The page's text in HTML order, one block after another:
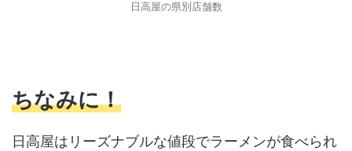
日高屋の県別店舗数
ちなみに！
日高屋はリーズナブルな値段でラーメンが食べられ